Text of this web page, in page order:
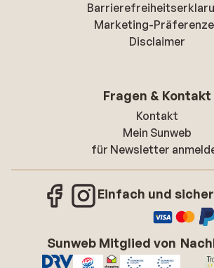
Marketing-
Disclaimer
Fragen & Kontakt
Kontakt
Mein Sunweb
für Newsletter
Einfach und
Sunweb Mitglied von